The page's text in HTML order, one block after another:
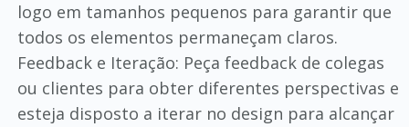
logo em tamanhos pequenos para garantir que
todos os elementos permaneçam claros.
Feedback e Iteração: Peça feedback de colegas
ou clientes para obter diferentes perspectivas e
esteja disposto a iterar no design para alcançar